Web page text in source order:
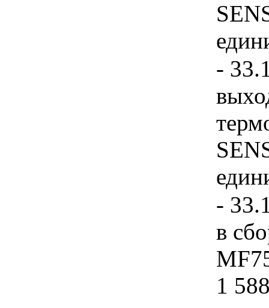
-
-
в
1